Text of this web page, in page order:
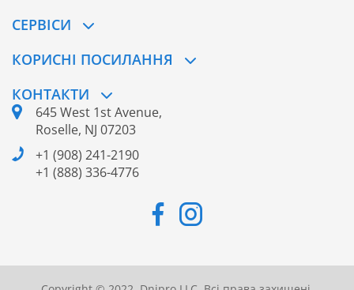
CЕРВІСИ
КОРИСНІ ПОСИЛАННЯ
КОНТАКТИ
645 West 1st Avenue,
Roselle, NJ 07203
+1 (908) 241-2190
+1 (888) 336-4776